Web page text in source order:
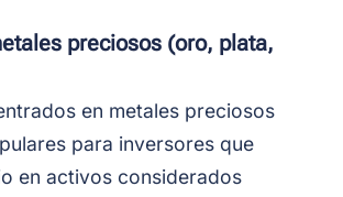
preciosos (oro, plata,
en metales preciosos
para inversores que
en activos considerados